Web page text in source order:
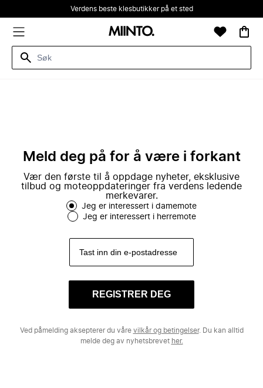
Verdens beste klesbutikker på et sted
Meld deg på for å være i forkant
Vær den første til å oppdage nyheter, eksklusive
tilbud og moteoppdateringer fra verdens ledende
merkevarer.
Jeg er interessert i damemote
Jeg er interessert i herremote
REGISTRER DEG
Ved påmelding aksepterer du våre vilkår og betingelser. Du kan alltid
melde deg av nyhetsbrevet her.